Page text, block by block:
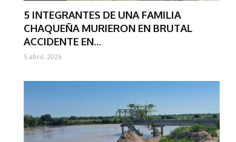
5 INTEGRANTES DE UNA FAMILIA
CHAQUEÑA MURIERON EN BRUTAL
ACCIDENTE EN...
5 abril, 2026